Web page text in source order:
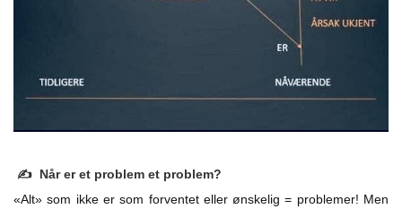
✍️ Når er et problem et problem?
«Alt» som ikke er som forventet eller ønskelig = problemer! Men